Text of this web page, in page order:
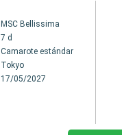
MSC Bellissima
7 d
Camarote estándar
Tokyo
17/05/2027